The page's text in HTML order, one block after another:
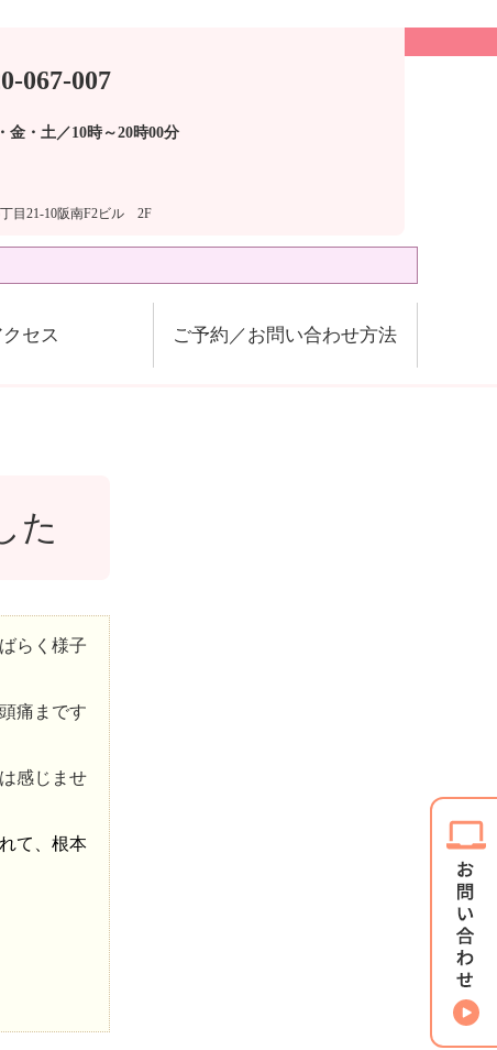
067-007
金・土／10時～20時00分
目21-10阪南F2ビル 2F
クセス ご予約／お問い合わせ方法
た
らく様子
痛まです
感じませ
て、根本